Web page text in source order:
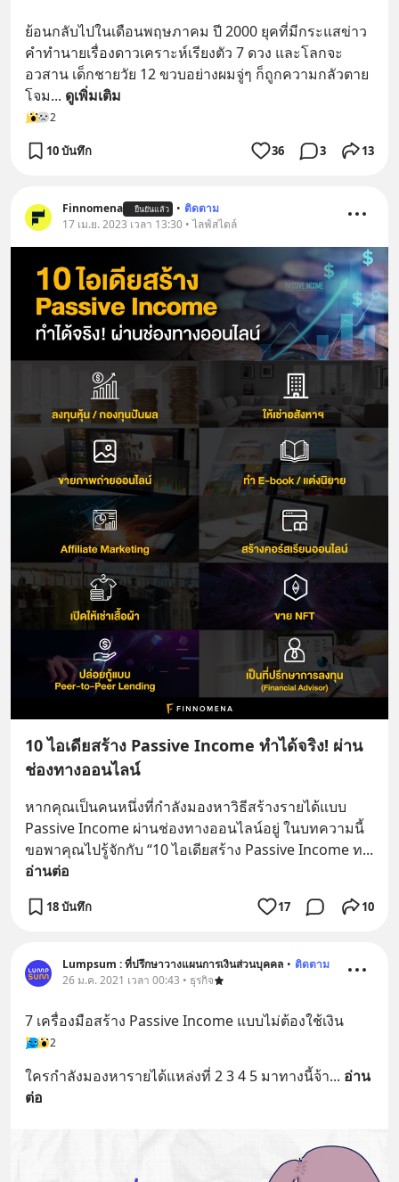
ย้อนกลับไปในเดือนพฤษภาคม ปี 2000 ยุคที่มีกระแสข่าว
คำทำนายเรื่องดาวเคราะห์เรียงตัว 7 ดวง และโลกจะ
อวสาน เด็กชายวัย 12 ขวบอย่างผมจู่ๆ ก็ถูกความกลัวตาย
โจม... ดูเพิ่มเติม
2
10 บันทึก 36 3 13
Finnomena ยืนยันแล้ว • ติดตาม
17 เม.ย. 2023 เวลา 13:30 • ไลฟ์สไตล์
10 ไอเดียสร้าง Passive Income ทำได้จริง! ผ่าน
ช่องทางออนไลน์
หากคุณเป็นคนหนึ่งที่กำลังมองหาวิธีสร้างรายได้แบบ
Passive Income ผ่านช่องทางออนไลน์อยู่ ในบทความนี้
ขอพาคุณไปรู้จักกับ “10 ไอเดียสร้าง Passive Income ท
อ่านต่อ
18 บันทึก 17 10
Lumpsum : ที่ปรึกษาวางแผนการเงินส่วนบุคคล • ติดตาม
26 ม.ค. 2021 เวลา 00:43 • ธุรกิจ
7 เครื่องมือสร้าง Passive Income แบบไม่ต้องใช้เงิน
2
ใครกำลังมองหารายได้แหล่งที่ 2 3 4 5 มาทางนี้จ้า... อ่าน
ต่อ